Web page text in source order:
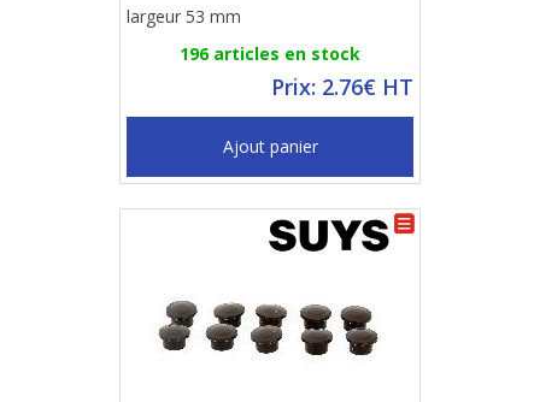
largeur 53 mm
196 articles en stock
Prix: 2.76€ HT
Ajout panier